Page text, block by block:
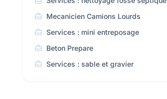
Mecanicien Camions Lourds
Services : mini entreposage
Beton Prepare
Services : sable et gravier